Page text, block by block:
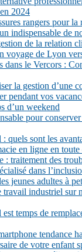
2024
rangers pour la
indispensable de
de la relation
voyage de Lyon
dans le Vercors :
la gestion d’une
pendant vos
d’un weekend
pour
quels sont les
en ligne en
traitement des
dans
jeunes adultes à
travail industriel sur
temps de
tendance
de votre enfant